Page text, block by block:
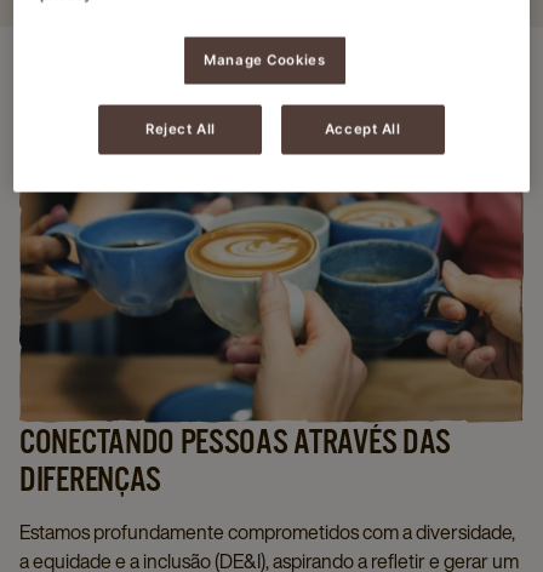
CONECTANDO PESSOAS ATRAVÉS DAS
DIFERENÇAS
Estamos profundamente comprometidos com a diversidade,
a equidade e a inclusão (DE&I), aspirando a refletir e gerar um
Manage Cookies
Reject All Accept All